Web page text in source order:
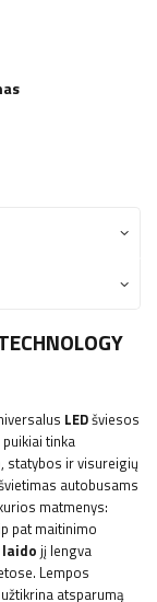
LEDšviesos
tinka
statybos ir visureigių
autobusams
matmenys:
pat maitinimo
laidojį lengva
Lempos
atsparumą